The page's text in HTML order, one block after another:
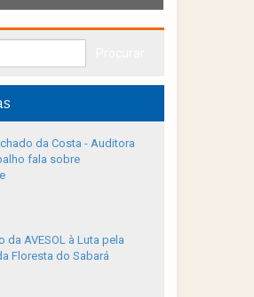
da Costa - Auditora
fala sobre
da AVESOL à Luta pela
Floresta do Sabará